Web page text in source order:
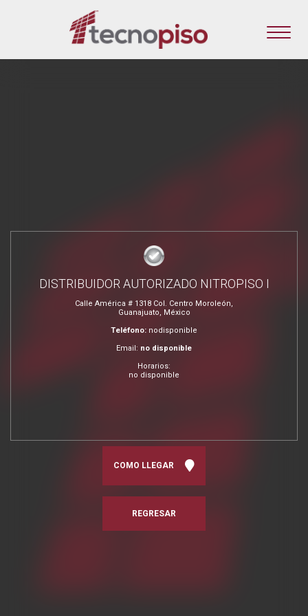
DISTRIBUIDOR AUTORIZADO NITROPISO I
Calle América # 1318 Col. Centro Moroleón,
Guanajuato, México
Teléfono: nodisponible
Email: no disponible
Horarios:
no disponible
COMO LLEGAR
REGRESAR